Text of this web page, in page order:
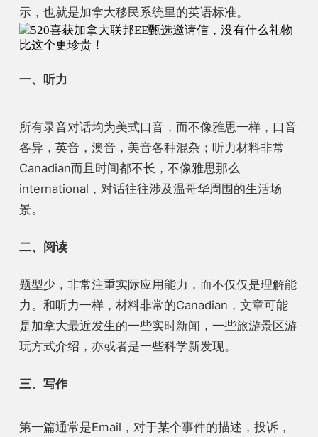
示，也就是加拿大移民系统里的英语标准。
一、听力
所有录音对话均为美式口音，而不像雅思一样，口音
各异，英音，澳音，美音各种混杂； 听力材料非常
Canadian而且 时间都不长 ，不像雅思那么
international，对话往往涉及温哥华周围的生活场
景。
二、阅读
题型少， 非常注重实际应用能力，而不仅仅是理解能
力。 和听力一样，材料非常的Canadian，文章可能
是加拿大最近发生的一些实时新闻，一些旅游景区游
玩方式介绍，亦或者是一些科学新发现。
三、写作
第一篇通常是Email，对于某个事件的描述，投诉，